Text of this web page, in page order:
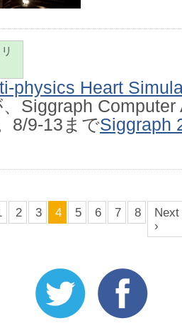
physics Heart
Siggraph Computer
8/9-13までSiggraph
2 3 4 5 6 7 8
Next
›